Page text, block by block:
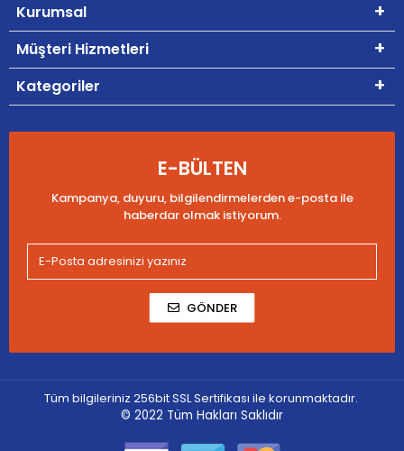
Kurumsal
Müşteri Hizmetleri
Kategoriler
E-BÜLTEN
Kampanya, duyuru, bilgilendirmelerden e-posta ile
haberdar olmak istiyorum.
GÖNDER
Tüm bilgileriniz 256bit SSL Sertifikası ile korunmaktadır.
© 2022 Tüm Hakları Saklıdır